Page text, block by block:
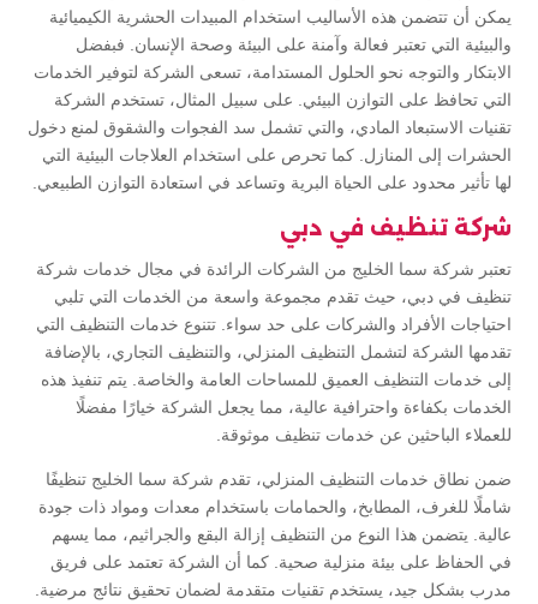
يمكن أن تتضمن هذه الأساليب استخدام المبيدات الحشرية الكيميائية
والبيئية التي تعتبر فعالة وآمنة على البيئة وصحة الإنسان. فبفضل
الابتكار والتوجه نحو الحلول المستدامة، تسعى الشركة لتوفير الخدمات
التي تحافظ على التوازن البيئي. على سبيل المثال، تستخدم الشركة
تقنيات الاستبعاد المادي، والتي تشمل سد الفجوات والشقوق لمنع دخول
الحشرات إلى المنازل. كما تحرص على استخدام العلاجات البيئية التي
لها تأثير محدود على الحياة البرية وتساعد في استعادة التوازن الطبيعي.
شركة تنظيف في دبي
تعتبر شركة سما الخليج من الشركات الرائدة في مجال خدمات شركة
تنظيف في دبي، حيث تقدم مجموعة واسعة من الخدمات التي تلبي
احتياجات الأفراد والشركات على حد سواء. تتنوع خدمات التنظيف التي
تقدمها الشركة لتشمل التنظيف المنزلي، والتنظيف التجاري، بالإضافة
إلى خدمات التنظيف العميق للمساحات العامة والخاصة. يتم تنفيذ هذه
الخدمات بكفاءة واحترافية عالية، مما يجعل الشركة خيارًا مفضلًا
للعملاء الباحثين عن خدمات تنظيف موثوقة.
ضمن نطاق خدمات التنظيف المنزلي، تقدم شركة سما الخليج تنظيفًا
شاملًا للغرف، المطابخ، والحمامات باستخدام معدات ومواد ذات جودة
عالية. يتضمن هذا النوع من التنظيف إزالة البقع والجراثيم، مما يسهم
في الحفاظ على بيئة منزلية صحية. كما أن الشركة تعتمد على فريق
مدرب بشكل جيد، يستخدم تقنيات متقدمة لضمان تحقيق نتائج مرضية.